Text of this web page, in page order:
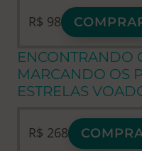
R$ 98
ENCONTRANDO
MARCANDO OS
ESTRELAS
R$ 268